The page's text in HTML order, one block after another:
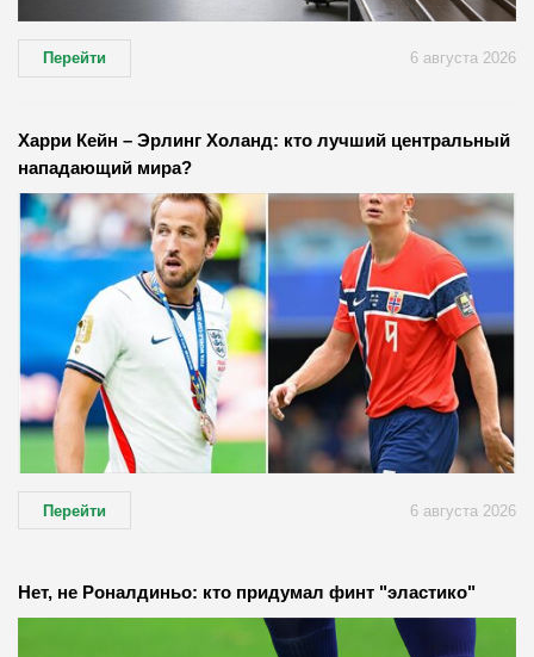
Перейти 6 августа 2026
Харри Кейн – Эрлинг Холанд: кто лучший центральный
нападающий мира?
Перейти 6 августа 2026
Нет, не Роналдиньо: кто придумал финт "эластико"